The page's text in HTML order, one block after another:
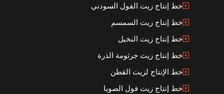
خط إنتاج زيت الفول السودني
خط إنتاج زيت السمسم
خط إنتاج زيت النخيل
خط إنتاج زيت جرثومة الذرة
خط الإنتاج لزيت القطن
خط إنتاج زيت فول الصويا